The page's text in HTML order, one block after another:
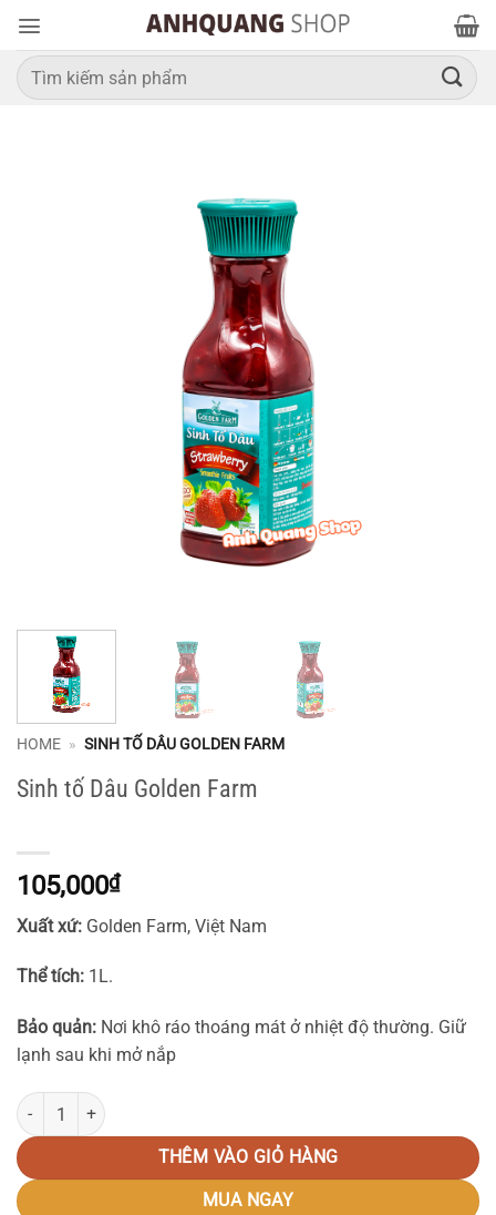
qua
nội
dung
Tìm
kiếm:
HOME » SINH TỐ DÂU GOLDEN FARM
Sinh tố Dâu Golden Farm
105,000₫
Xuất xứ: Golden Farm, Việt Nam
Thể tích: 1L.
Bảo quản: Nơi khô ráo thoáng mát ở nhiệt độ thường. Giữ
lạnh sau khi mở nắp
Sinh tố Dâu Golden Farm số lượng
THÊM VÀO GIỎ HÀNG
MUA NGAY